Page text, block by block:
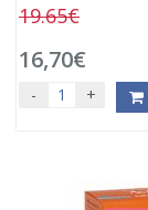
19.65€
16,70€
- +